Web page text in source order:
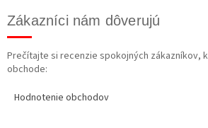
Zákazníci nám dôverujú
Prečítajte si recenzie spokojných zákazníkov,
obchode:
Hodnotenie obchodov